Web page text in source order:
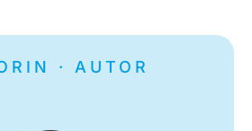
· AUTOR